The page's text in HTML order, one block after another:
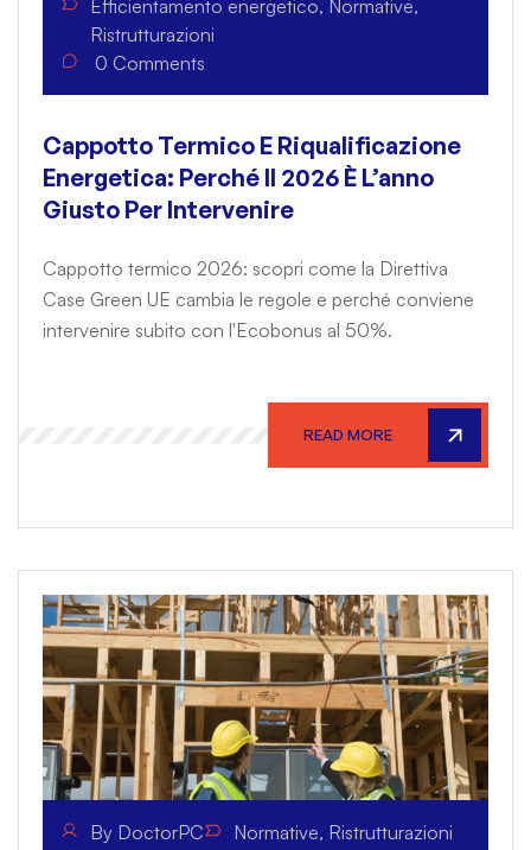
Efficientamento energetico, Normative,
Ristrutturazioni
0 Comments
Cappotto Termico E Riqualificazione
Energetica: Perché Il 2026 È L’anno
Giusto Per Intervenire
Cappotto termico 2026: scopri come la Direttiva
Case Green UE cambia le regole e perché conviene
intervenire subito con l'Ecobonus al 50%.
READ MORE
By DoctorPC Normative, Ristrutturazioni